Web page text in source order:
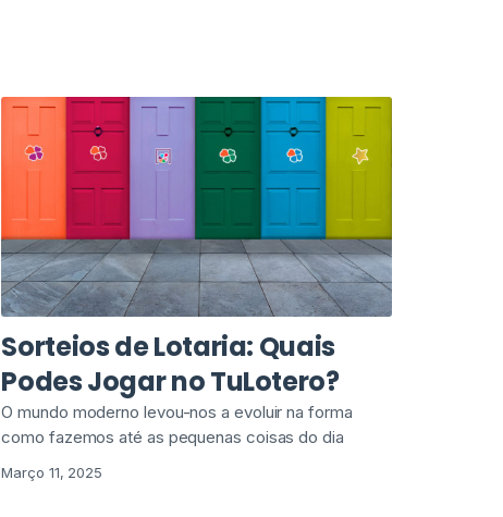
Sorteios de Lotaria: Quais
Podes Jogar no TuLotero?
O mundo moderno levou-nos a evoluir na forma
como fazemos até as pequenas coisas do dia
Março 11, 2025